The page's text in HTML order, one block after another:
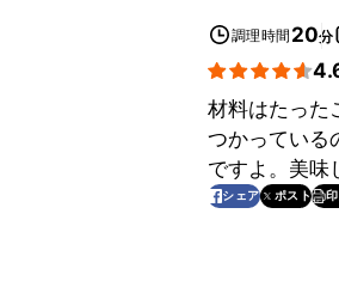
調理時間 20分
材料はたった
つかっている
ですよ。美味
シェア ポスト